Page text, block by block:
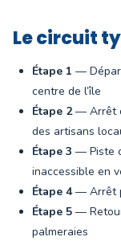
Le circuit
Étape 1 —
centre de l’île
Étape 2— Arrêt
des artisans
Étape 3 — Piste
inaccessible en
Étape 4— Arrêt
Étape 5 —
palmeraies